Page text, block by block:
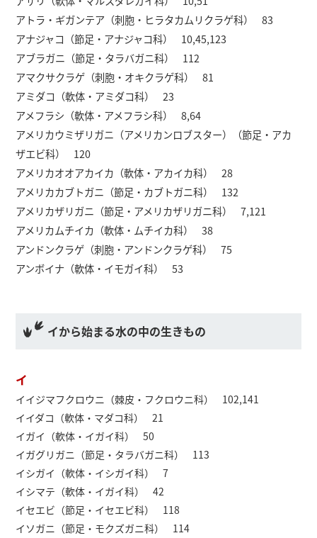
アトラ・ギガンテア（刺胞・ヒラタカムリクラゲ科） 83
アナジャコ（節足・アナジャコ科） 10,45,123
アブラガニ（節足・タラバガニ科） 112
アマクサクラゲ（刺胞・オキクラゲ科） 81
アミダコ（軟体・アミダコ科） 23
アメフラシ（軟体・アメフラシ科） 8,64
アメリカウミザリガニ（アメリカンロブスター）（節足・アカ
ザエビ科） 120
アメリカオオアカイカ（軟体・アカイカ科） 28
アメリカカブトガニ（節足・カブトガニ科） 132
アメリカザリガニ（節足・アメリカザリガニ科） 7,121
アメリカムチイカ（軟体・ムチイカ科） 38
アンドンクラゲ（刺胞・アンドンクラゲ科） 75
アンボイナ（軟体・イモガイ科） 53
イから始まる水の中の生きもの
イ
イイジマフクロウニ（棘皮・フクロウニ科） 102,141
イイダコ（軟体・マダコ科） 21
イガイ（軟体・イガイ科） 50
イガグリガニ（節足・タラバガニ科） 113
イシガイ（軟体・イシガイ科） 7
イシマテ（軟体・イガイ科） 42
イセエビ（節足・イセエビ科） 118
イソガニ（節足・モクズガニ科） 114